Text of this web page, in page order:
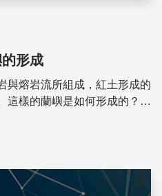
形成
與熔岩流所組成，紅土形成的
這樣的蘭嶼是如何形成的？這
儲存